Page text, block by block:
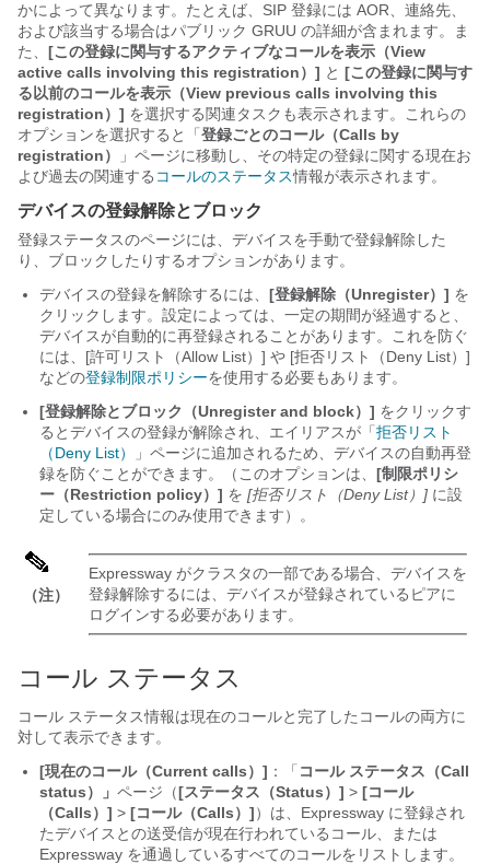
かによって異なります。たとえば、SIP 登録には AOR、連絡先、
および該当する場合はパブリック GRUU の詳細が含まれます。ま
た、 [この登録に関与するアクティブなコールを表示（View
active calls involving this registration）] と [この登録に関与す
る以前のコールを表示（View previous calls involving this
registration）] を選択する関連タスクも表示されます。これらの
オプションを選択すると「 登録ごとのコール（Calls by
registration）
」ページに移動し、その特定の登録に関する現在お
よび過去の関連する コールのステータス情報が表示されます。
デバイスの登録解除とブロック
登録ステータスのページには、デバイスを手動で登録解除した
り、ブロックしたりするオプションがあります。
デバイスの登録を解除するには、 [登録解除（Unregister）] を
クリックします。設定によっては、一定の期間が経過すると、
デバイスが自動的に再登録されることがあります。これを防ぐ
には、[許可リスト（Allow List）] や [拒否リスト（Deny List）]
などの登録制限ポリシーを使用する必要もあります。
[登録解除とブロック（Unregister and block）] をクリックす
るとデバイスの登録が解除され、エイリアスが「 拒否リスト
（Deny List）
」ページに追加されるため、デバイスの自動再登
録を防ぐことができます。（このオプションは、 [制限ポリシ
ー（Restriction policy）] を [拒否リスト（Deny List）] に設
定している場合にのみ使用できます）。
（注）
Expressway がクラスタの一部である場合、デバイスを
登録解除するには、デバイスが登録されているピアに
ログインする必要があります。
コール ステータス
コール ステータス情報は現在のコールと完了したコールの両方に
対して表示できます。
[現在のコール（Current calls）] ：「 コール ステータス（Call
status）」 ページ（[ステータス（Status）] > [コール
（Calls）] > [コール（Calls）]）は、Expressway に登録され
たデバイスとの送受信が現在行われているコール、または
Expressway を通過しているすべてのコールをリストします。